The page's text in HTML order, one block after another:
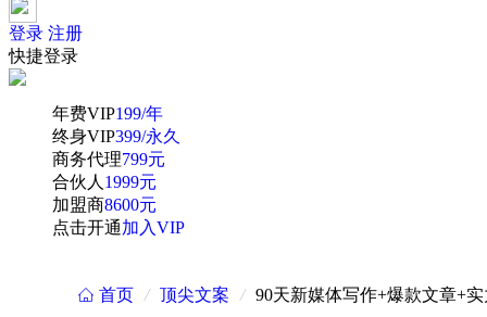
登录 注册
快捷登录
年费VIP199/年
终身VIP399/永久
商务代理799元
合伙人 1999元
加盟商8600元
点击开通加入VIP
 首页 / 顶尖文案 / 90天新媒体写作+爆款文章+